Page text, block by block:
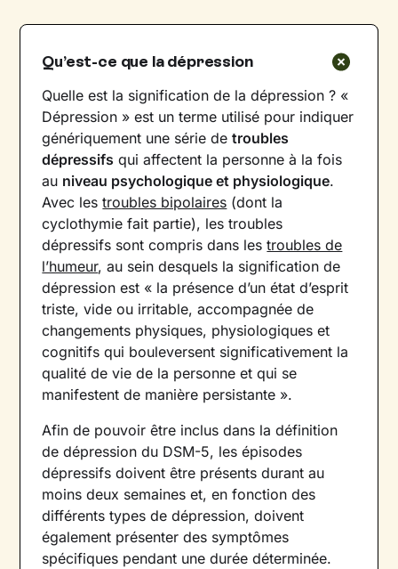
Qu’est-ce que la dépression
Quelle est la signification de la dépression ? «
Dépression » est un terme utilisé pour indiquer
génériquement une série detroubles
dépressifs qui affectent la personne à la fois
au niveau psychologique et physiologique.
Avec lestroubles bipolaires (dont la
cyclothymie fait partie), les troubles
dépressifs sont compris dans lestroubles de
l’humeur, au sein desquels la signification de
dépression est « la présence d’un état d’esprit
triste, vide ou irritable, accompagnée de
changements physiques, physiologiques et
cognitifs qui bouleversent significativement la
qualité de vie de la personne et qui se
manifestent de manière persistante ».
Afin de pouvoir être inclus dans la définition
de dépression du DSM-5, les épisodes
dépressifs doivent être présents durant au
moins deux semaines et, en fonction des
différents types de dépression, doivent
également présenter des symptômes
spécifiques pendant une durée déterminée.